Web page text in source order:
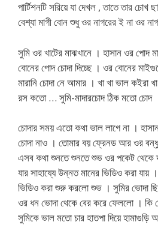
পার্টিশনটি সরিয়ে যা দেখল , তাতে তার চোখ
বেশ্যা মাগী বোন শুধু ওর নাগরের ই না ওর
সুমি ওর খাটের মাঝখানে । হাসান ওর পোদ
বোনের পোদ চোদা দিচ্ছে । ওর বোনের
মারানি চোদা নে আমার । খা খা ভাল কইরা
রস কতো … সুমি-মাদারচোদ ঠিক মতো চোদ
চোদার সময় এতো কথা ভাল লাগে না ।
চোদা নাও । তোমার বয় ফ্রেনড আর ওর
এসব কথা শুনতে শুনতে শুভ ওর পকেট থেকে
যার সাহায্যে উন্নত মানের ভিডিও করা
ভিডিও করা শুরু করলো শুভ । সুমির ভোদা
ওর ধন ভোদা থেকে বের করে ফেললো । কি
সুমিকে ভাল মতো চার হাতপা দিয়ে হামাগুড়ি